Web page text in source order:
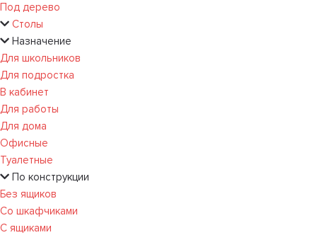
Под дерево
Столы
Назначение
Для школьников
Для подростка
В кабинет
Для работы
Для дома
Офисные
Туалетные
По конструкции
Без ящиков
Со шкафчиками
С ящиками